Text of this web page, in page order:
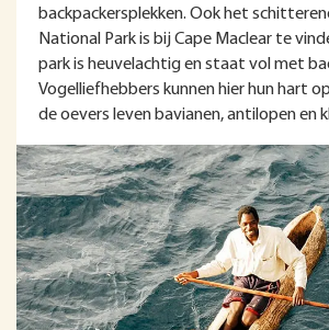
backpackersplekken. Ook het
National Park is bij Cape Maclear te
park is heuvelachtig en staat vol met
Vogelliefhebbers kunnen hier hun hart
de oevers leven bavianen, antilopen en